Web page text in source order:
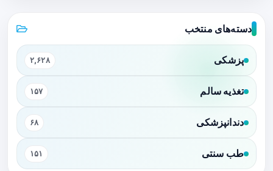
دسته‌های منتخب
پزشکی ۲,۶۲۸
تغذیه سالم ۱۵۷
دندانپزشکی ۶۸
طب سنتی ۱۵۱